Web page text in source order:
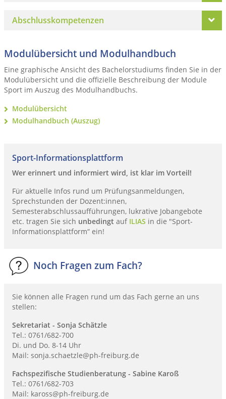
Abschlusskompetenzen
Modulübersicht und Modulhandbuch
Eine graphische Ansicht des Bachelorstudiums finden Sie in der
Modulübersicht und die offizielle Beschreibung der Module
Sport im Auszug des Modulhandbuchs.
Modulübersicht
Modulhandbuch (Auszug)
Sport-Informationsplattform
Wer erinnert und informiert wird, ist klar im Vorteil!
Für aktuelle Infos rund um Prüfungsanmeldungen,
Sprechstunden der Dozent:innen,
Semesterabschlussaufführungen, lukrative Jobangebote
etc. tragen Sie sich unbedingt auf ILIAS in die "Sport-
Informationsplattform“ ein!
Noch Fragen zum Fach?
Sie können alle Fragen rund um das Fach gerne an uns
stellen:
Sekretariat - Sonja Schätzle
Tel.: 0761/682-700
Di. und Do. 8-14 Uhr
Mail: sonja.schaetzle@ph-freiburg.de
Fachspezifische Studienberatung - Sabine Karoß
Tel.: 0761/682-703
Mail: kaross@ph-freiburg.de